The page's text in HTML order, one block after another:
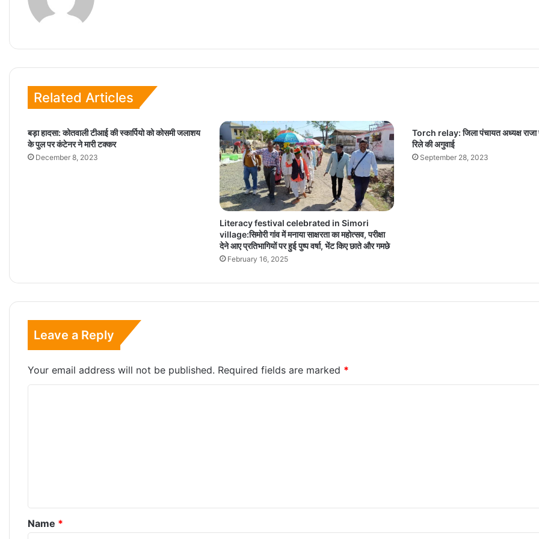
Related Articles
बड़ा हादसा: कोतवाली टीआई की स्कार्पियो को कोसमी जलाशय
के पुल पर कंटेनर ने मारी टक्कर
December 8, 2023
Literacy festival celebrated in Simori
village:सिमोरी गांव में मनाया साक्षरता का महोत्सव, परीक्षा
देने आए प्रतिभागियों पर हुई पुष्प वर्षा, भेंट किए छाते और गमछे
February 16, 2025
Torch relay: जिला पंचायत अध्यक्ष राजा
रिले की अगुवाई
September 28, 2023
Leave a Reply
Your email address will not be published. Required fields are marked *
*
Name *